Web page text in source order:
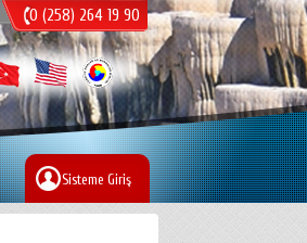
0 (258) 264 19 90
Sisteme Giriş